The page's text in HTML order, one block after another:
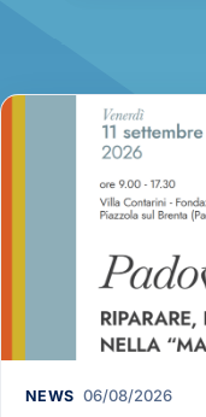
NEWS 06/08/2026